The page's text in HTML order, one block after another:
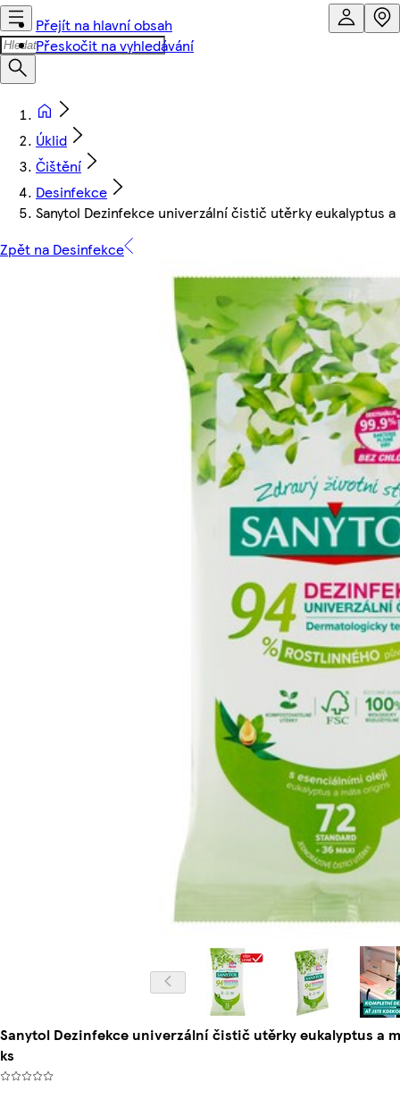
Přejít na hlavní obsah
Přeskočit na vyhledávání
Úklid
Čištění
Desinfekce
Sanytol Dezinfekce univerzální čistič utěrky eukalyptus
Zpět na Desinfekce
Sanytol Dezinfekce univerzální čistič utěrky eukalyptus a
ks